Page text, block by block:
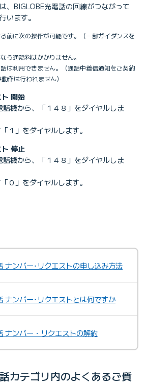
、BIGLOBE光電話の回線がつながって
います。
前に次の操作が可能です。（一部ガイダンスを
う通話料はかかりません。
は利用できません。（通話中着信通知をご契約
作は行われません）
開始
機から、「１４８」をダイヤルしま
１」をダイヤルします。
停止
機から、「１４８」をダイヤルしま
０」をダイヤルします。
ナンバー･リクエストの申し込み方法
ナンバー･リクエストとは何ですか
ナンバー・リクエストの解約
カテゴリ内のよくあるご質